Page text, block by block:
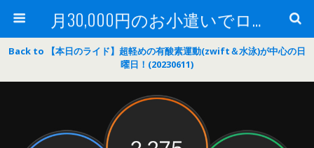
月30,000円のお小遣いでロードバイク
Back to 【本日のライド】超軽めの有酸素運動(zwift＆水泳)が中心の日
曜日！(20230611)